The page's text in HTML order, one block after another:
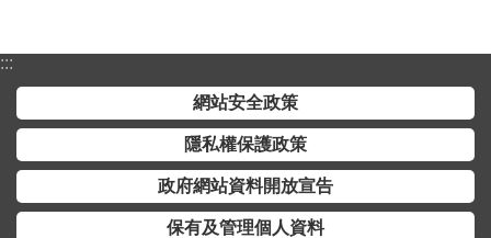
:::
網站安全政策
隱私權保護政策
政府網站資料開放宣告
保有及管理個人資料